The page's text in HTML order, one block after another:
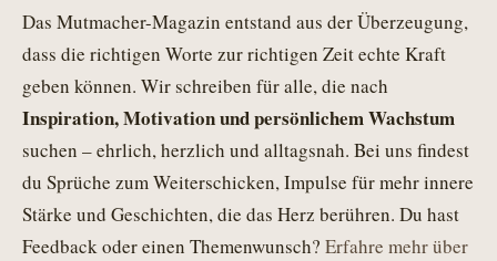
Das Mutmacher-Magazin entstand aus der Überzeugung,
dass die richtigen Worte zur richtigen Zeit echte Kraft
geben können. Wir schreiben für alle, die nach
Inspiration, Motivation und persönlichem Wachstum
suchen – ehrlich, herzlich und alltagsnah. Bei uns findest
du Sprüche zum Weiterschicken, Impulse für mehr innere
Stärke und Geschichten, die das Herz berühren. Du hast
Feedback oder einen Themenwunsch? Erfahre mehr über